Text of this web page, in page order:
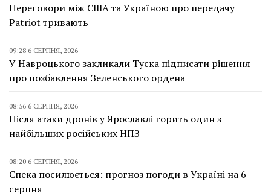
Переговори між США та Україною про передачу
Patriot тривають
09:28 6 СЕРПНЯ, 2026
У Навроцького закликали Туска підписати рішення
про позбавлення Зеленського ордена
08:56 6 СЕРПНЯ, 2026
Після атаки дронів у Ярославлі горить один з
найбільших російських НПЗ
08:20 6 СЕРПНЯ, 2026
Спека посилюється: прогноз погоди в Україні на 6
серпня